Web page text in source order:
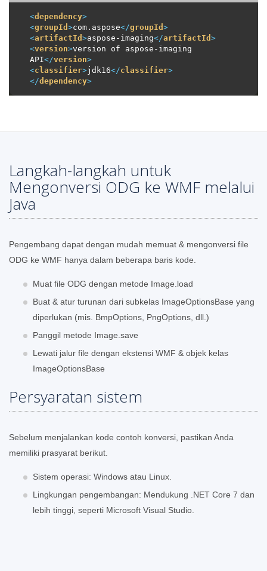
<dependency>
<groupId >com.aspose</groupId >
<artifactId >aspose-imaging</artifactId >
<version>version of aspose-imaging
API</version>
<classifier>jdk16</classifier>
</dependency>
Langkah-langkah untuk
Mengonversi ODG ke WMF melalui
Java
Pengembang dapat dengan mudah memuat & mengonversi file
ODG ke WMF hanya dalam beberapa baris kode.
Muat file ODG dengan metode Image.load
Buat & atur turunan dari subkelas ImageOptionsBase yang
diperlukan (mis. BmpOptions, PngOptions, dll.)
Panggil metode Image.save
Lewati jalur file dengan ekstensi WMF & objek kelas
ImageOptionsBase
Persyaratan sistem
Sebelum menjalankan kode contoh konversi, pastikan Anda
memiliki prasyarat berikut.
Sistem operasi: Windows atau Linux.
Lingkungan pengembangan: Mendukung .NET Core 7 dan
lebih tinggi, seperti Microsoft Visual Studio.